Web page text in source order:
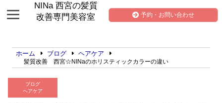
NINa 西宮の髪質
改善専門美容室
予約・お問い合わせ
ホーム ブログ ヘアケア
髪質改善 西宮☆NINaのホリスティックカラーの違い
ブログ
ヘアケア